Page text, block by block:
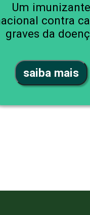
Um imunizante
contra
graves da
saiba mais